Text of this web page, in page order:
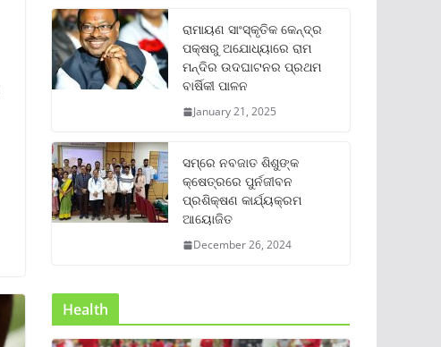
ରାମାୟଣ ସାଂସ୍କୃତିକ କେନ୍ଦ୍ର
ପକ୍ଷରୁ ଅଯୋଧ୍ୟାରେ ରାମ
ମନ୍ଦିର ଉଦଘାଟନର ପ୍ରଥମ
ବାର୍ଷିକୀ ପାଳନ
January 21, 2025
ସମ୍‌ରେ ନବଜାତ ଶିଶୁଙ୍କ
କ୍ଷେତ୍ରରେ ପୁର୍ନଜୀବନ
ପ୍ରଶିକ୍ଷଣ କାର୍ଯ୍ୟକ୍ରମ
ଆୟୋଜିତ
December 26, 2024
Health